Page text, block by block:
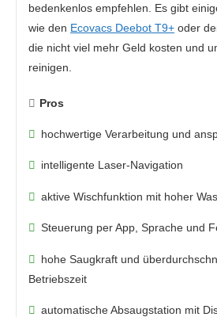
bedenkenlos empfehlen. Es gibt
wie den Ecovacs Deebot T9+ oder
die nicht viel mehr Geld kosten und
reinigen.
Pros
hochwertige Verarbeitung und
intelligente Laser-Navigation
aktive Wischfunktion mit hoher
Steuerung per App, Sprache und
hohe Saugkraft und
Betriebszeit
automatische Absaugstation mit